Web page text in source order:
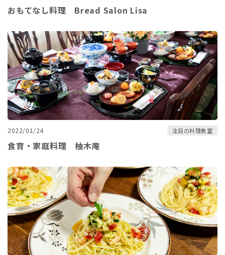
おもてなし料理 Bread Salon Lisa
2022/01/24 注目の料理教室
食育・家庭料理 柚木庵